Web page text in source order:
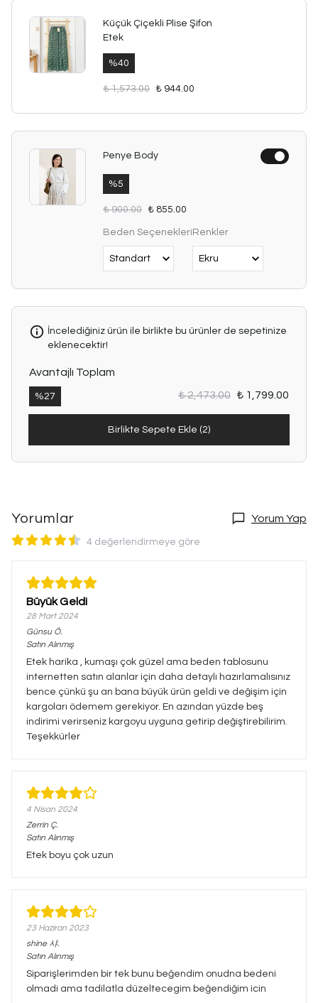
Küçük Çiçekli Plise Şifon
Etek
%40
₺ 1,573.00 ₺ 944.00
Penye Body
%5
₺ 900.00 ₺ 855.00
Beden SeçenekleriRenkler
İncelediğiniz ürün ile birlikte bu ürünler de sepetinize
eklenecektir!
Avantajlı Toplam
%27 ₺ 2,473.00 ₺ 1,799.00
Birlikte Sepete Ekle (2)
Yorumlar Yorum Yap
4 değerlendirmeye göre
Büyük Geldi
28 Mart 2024
Günsu Ö.
Satın Alınmış
Etek harika , kumaşı çok güzel ama beden tablosunu
internetten satın alanlar için daha detaylı hazırlamalısınız
bence çünkü şu an bana büyük ürün geldi ve değişim için
kargoları ödemem gerekiyor. En azından yüzde beş
indirimi verirseniz kargoyu uyguna getirip değiştirebilirim.
Teşekkürler
4 Nisan 2024
Zerrin Ç.
Satın Alınmış
Etek boyu çok uzun
23 Haziran 2023
shine 샤.
Satın Alınmış
Siparişlerimden bir tek bunu beğendim onudna bedeni
olmadi ama tadilatla düzeltecegim beğendiğim icin